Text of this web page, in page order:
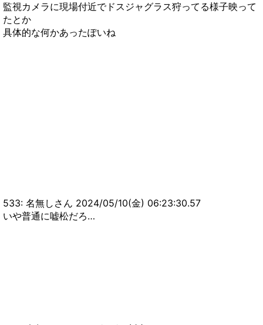
監視カメラに現場付近でドスジャグラス狩ってる様子映って
たとか
具体的な何かあったぽいね
533: 名無しさん 2024/05/10(金) 06:23:30.57
いや普通に嘘松だろ…